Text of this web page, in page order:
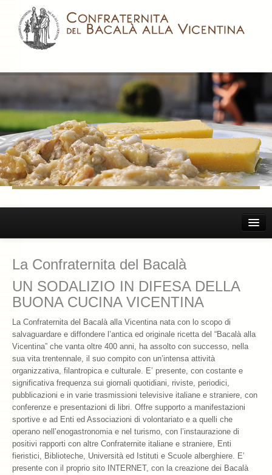
Il Bacalà Alla Vicentina
Chiamatemi Bacalà
Storia e Leggenda
La Confraternita
Archivio 2019
Archivio 2018
Archivio 2017
Archivio 2010-2016
La Confraternita del Bacalà
UN SODALIZIO IN DIFESA DELLA
BUONA CUCINA VICENTINA
La Confraternita del Bacalà alla Vicentina nata con lo scopo di
salvaguardare e diffondere l’antica ed originale ricetta del “Bacalà alla
Vicentina” che vanta oltre 400 anni, ha assolto con successo, nella
sua vita trentennale, il suo compito con un’intensa attività
organizzativa, filantropica e culturale. E’ presente, con costante e
significativa frequenza sui giornali quotidiani, riviste, periodici,
pubblicazioni e in varie trasmissioni televisive italiane e straniere, con
conferenze e presentazioni di libri. Offre supporto a manifestazioni
sportive e ad Enti ed Associazioni di volontariato e a quelli che
operano nell’enogastronomia e nel turismo, con l’instaurazione di
positivi rapporti con altre Confraternite italiane e straniere, Enti
fieristici, Biblioteche, Università ed Istituti e Scuole alberghiere. E’
presente con il proprio sito INTERNET, con la creazione dei Bacalà